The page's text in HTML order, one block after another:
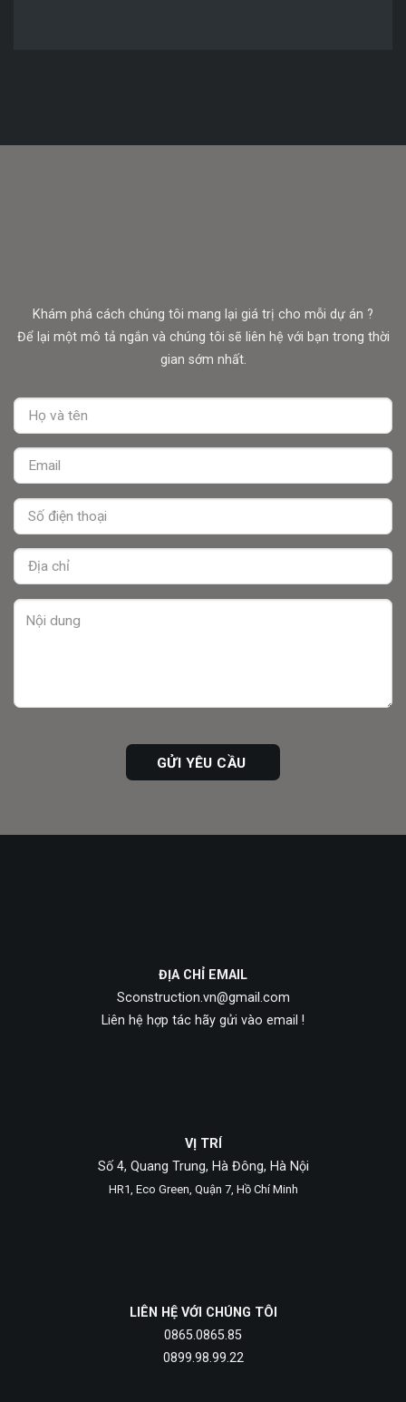
QUAN ĐỘC ĐÁO
Khám phá cách chúng tôi mang lại giá trị cho mỗi dự án ?
Để lại một mô tả ngắn và chúng tôi sẽ liên hệ với bạn trong thời
gian sớm nhất.
ĐỊA CHỈ EMAIL
Sconstruction.vn@gmail.com
Liên hệ hợp tác hãy gửi vào email !
VỊ TRÍ
Số 4, Quang Trung, Hà Đông, Hà Nội
HR1, Eco Green, Quận 7, Hồ Chí Minh
LIÊN HỆ VỚI CHÚNG TÔI
0865.0865.85
0899.98.99.22